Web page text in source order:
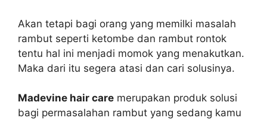
Akan tetapi bagi orang yang memilki masalah
rambut seperti ketombe dan rambut rontok
tentu hal ini menjadi momok yang menakutkan.
Maka dari itu segera atasi dan cari solusinya.
Madevine hair care merupakan produk solusi
bagi permasalahan rambut yang sedang kamu